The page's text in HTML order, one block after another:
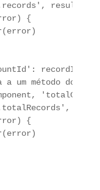
result)
{
recordId}
um método do Apex
{